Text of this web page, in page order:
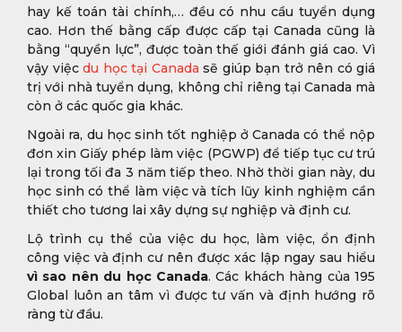
hay kế toán tài chính,… đều có nhu cầu tuyển dụng
cao. Hơn thế bằng cấp được cấp tại Canada cũng là
bằng “quyền lực”, được toàn thế giới đánh giá cao. Vì
vậy việc du học tại Canada sẽ giúp bạn trở nên có giá
trị với nhà tuyển dụng, không chỉ riêng tại Canada mà
còn ở các quốc gia khác.
Ngoài ra, du học sinh tốt nghiệp ở Canada có thể nộp
đơn xin Giấy phép làm việc (PGWP) để tiếp tục cư trú
lại trong tối đa 3 năm tiếp theo. Nhờ thời gian này, du
học sinh có thể làm việc và tích lũy kinh nghiệm cần
thiết cho tương lai xây dựng sự nghiệp và định cư.
Lộ trình cụ thể của việc du học, làm việc, ổn định
công việc và định cư nên được xác lập ngay sau hiểu
vì sao nên du học Canada. Các khách hàng của 195
Global luôn an tâm vì được tư vấn và định hướng rõ
ràng từ đầu.